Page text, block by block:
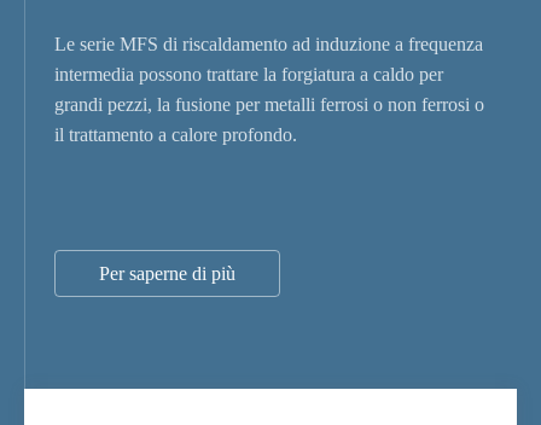
Le serie MFS di riscaldamento ad induzione a frequenza
intermedia possono trattare la forgiatura a caldo per
grandi pezzi, la fusione per metalli ferrosi o non ferrosi o
il trattamento a calore profondo.
Per saperne di più